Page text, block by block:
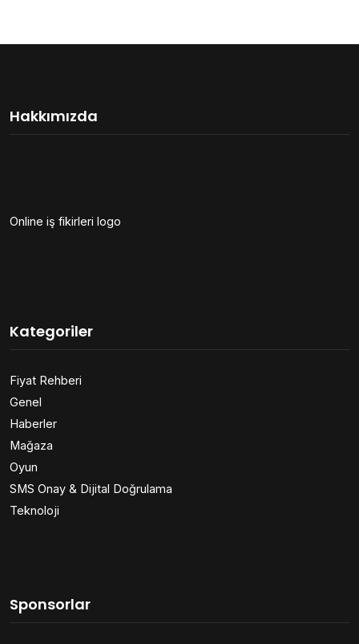
Hakkımızda
Online iş fikirleri logo
Kategoriler
Fiyat Rehberi
Genel
Haberler
Mağaza
Oyun
SMS Onay & Dijital Doğrulama
Teknoloji
Sponsorlar